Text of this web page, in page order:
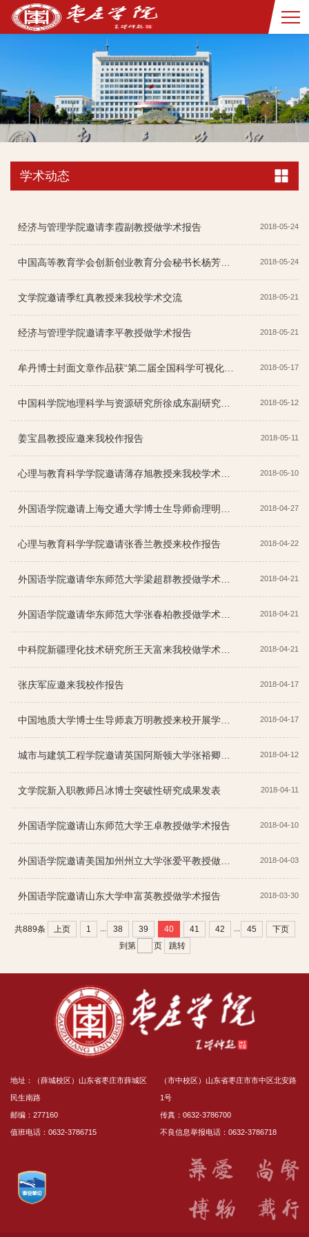
学术动态
经济与管理学院邀请李霞副教授做学术报告 2018-05-24
中国高等教育学会创新创业教育分会秘书长杨芳来我校作专题报告 2018-05-24
文学院邀请季红真教授来我校学术交流 2018-05-21
经济与管理学院邀请李平教授做学术报告 2018-05-21
牟丹博士封面文章作品获“第二届全国科学可视化大赛”特别奖 2018-05-17
中国科学院地理科学与资源研究所徐成东副研究员来校开展学术交流活动 2018-05-12
姜宝昌教授应邀来我校作报告 2018-05-11
心理与教育科学学院邀请薄存旭教授来我校学术交流 2018-05-10
2018-04-27
心理与教育科学学院邀请张香兰教授来校作报告 2018-04-22
外国语学院邀请华东师范大学梁超群教授做学术报告会 2018-04-21
外国语学院邀请华东师范大学张春柏教授做学术报告 2018-04-21
中科院新疆理化技术研究所王天富来我校做学术报告 2018-04-21
张庆军应邀来我校作报告 2018-04-17
中国地质大学博士生导师袁万明教授来校开展学术交流活动 2018-04-17
2018-04-12
文学院新入职教师吕冰博士突破性研究成果发表 2018-04-11
外国语学院邀请山东师范大学王卓教授做学术报告 2018-04-10
外国语学院邀请美国加州州立大学张爱平教授做学术报告 2018-04-03
外国语学院邀请山东大学申富英教授做学术报告 2018-03-30
共889条 上页 1 ... 38 39 40 41 42 ... 45
下页
到第
页 跳转
地址：（薛城校区）山东省枣庄市薛城区
民生南路
邮编：277160
值班电话：0632-3786715
（市中校区）山东省枣庄市市中区北安路
1号
传真：0632-3786700
不良信息举报电话：0632-3786718